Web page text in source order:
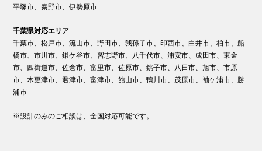
平塚市、秦野市、伊勢原市
千葉県対応エリア
千葉市、松戸市、流山市、野田市、我孫子市、印西市、白井市、柏市、船
橋市、市川市、鎌ケ谷市、習志野市、八千代市、浦安市、成田市、東金
市、四街道市、佐倉市、富里市、佐原市、銚子市、八日市、旭市、市原
市、木更津市、君津市、富津市、館山市、鴨川市、茂原市、袖ケ浦市、勝
浦市
※設計のみのご相談は、全国対応可能です。